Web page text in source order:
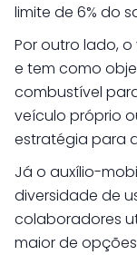
limite de 6% do
Por outro lado,
e tem como
combustível
veículo próprio
estratégia para
Já o auxílio-
diversidade de
colaboradores
maior de